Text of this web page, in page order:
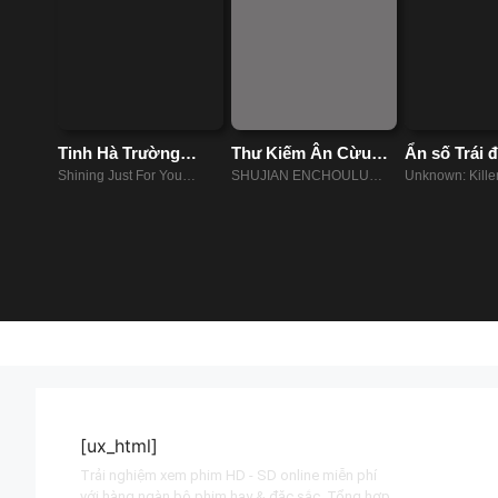
Tinh Hà Trường
Minh
Shining Just For You
Thư Kiếm Ân Cừu
Lục
SHUJIAN ENCHOULU
Ẩn số Trái
Robot sát
Unknown: